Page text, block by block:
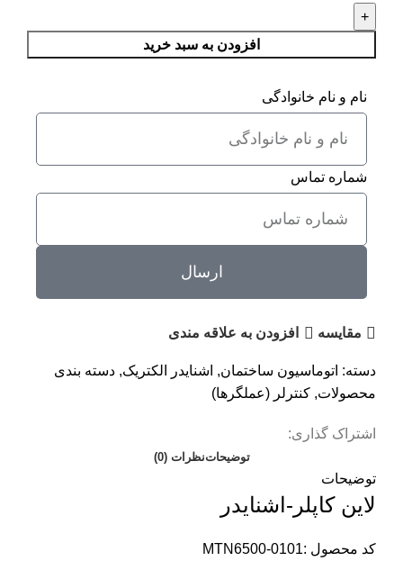
افزودن به سبد خرید
نام و نام خانوادگی
شماره تماس
ارسال
مقايسه افزودن به علاقه مندی
دسته: اتوماسیون ساختمان, اشنایدر الکتریک, دسته بندی
محصولات, کنترلر (عملگرها)
اشتراک گذاری:
توضیحاتنظرات (0)
توضیحات
لاین کاپلر-اشنایدر
کد محصول :MTN6500-0101